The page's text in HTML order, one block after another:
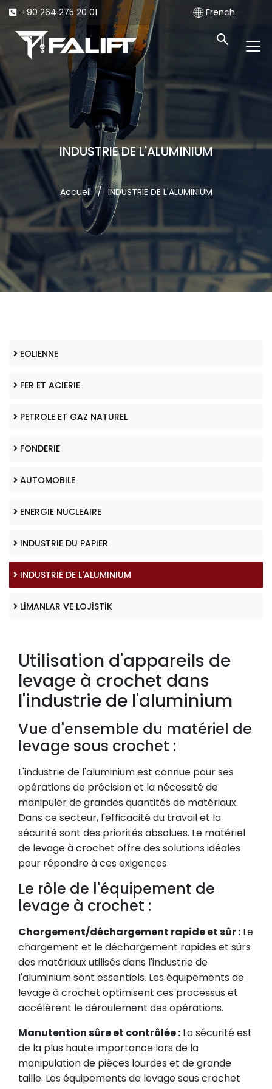
+90 264 275 20 01 French
INDUSTRIE DE L'ALUMINIUM
Accueil / INDUSTRIE DE L'ALUMINIUM
EOLIENNE
FER ET ACIERIE
PETROLE ET GAZ NATUREL
FONDERIE
AUTOMOBILE
ENERGIE NUCLEAIRE
INDUSTRIE DU PAPIER
INDUSTRIE DE L'ALUMINIUM
LİMANLAR VE LOJİSTİK
Utilisation d'appareils de
levage à crochet dans
l'industrie de l'aluminium
Vue d'ensemble du matériel de
levage sous crochet :
L'industrie de l'aluminium est connue pour ses
opérations de précision et la nécessité de
manipuler de grandes quantités de matériaux.
Dans ce secteur, l'efficacité du travail et la
sécurité sont des priorités absolues. Le matériel
de levage à crochet offre des solutions idéales
pour répondre à ces exigences.
Le rôle de l'équipement de
levage à crochet :
Chargement/déchargement rapide et sûr : Le
chargement et le déchargement rapides et sûrs
des matériaux utilisés dans l'industrie de
l'aluminium sont essentiels. Les équipements de
levage à crochet optimisent ces processus et
accélèrent le déroulement des opérations.
Manutention sûre et contrôlée : La sécurité est
de la plus haute importance lors de la
manipulation de pièces lourdes et de grande
taille. Les équipements de levage sous crochet